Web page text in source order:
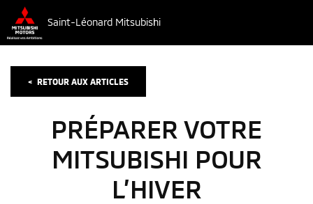
Saint-Léonard Mitsubishi
< RETOUR AUX ARTICLES
PRÉPARER VOTRE
MITSUBISHI POUR
L’HIVER